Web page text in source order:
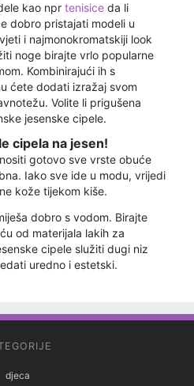
kao npr tenisice da li
dobro pristajati modeli u
i najmonokromatskiji look
noge birajte vrlo popularne
Kombinirajući ih s
ćete dodati izražaj svom
Volite li prigušena
jesenske cipele.
cipela na jesen!
gotovo sve vrste obuće
Iako sve ide u modu, vrijedi
kože tijekom kiše.
dobro s vodom. Birajte
od materijala lakih za
cipele služiti dugi niz
uredno i estetski.
djeca